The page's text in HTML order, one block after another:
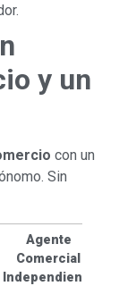
y un
con un
Sin
Agente
Comercial
Independiente